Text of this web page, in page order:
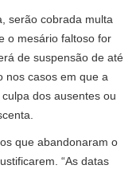
serão cobrada multa
o mesário faltoso for
de suspensão de até
nos casos em que a
dos ausentes ou
que abandonaram o
“As datas